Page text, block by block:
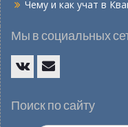
Чему и как учат в
Мы в социальных
mail
Поиск по сайту